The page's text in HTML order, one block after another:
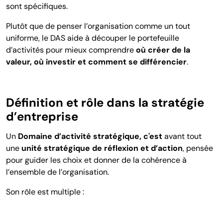
sont spécifiques.
Plutôt que de penser l’organisation comme un tout
uniforme, le DAS aide à découper le portefeuille
d’activités pour mieux comprendreoù créer de la
valeur, où investir et comment se différencier.
Définition et rôle dans la stratégie
d’entreprise
Un Domaine d’activité stratégique, c'estavant tout
une unité stratégique de réflexion et d’action, pensée
pour guider les choix et donner de la cohérence à
l’ensemble de l’organisation.
Son rôle est multiple :